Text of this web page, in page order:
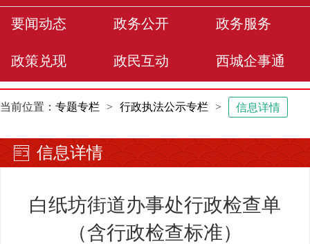
要闻动态 政务公开 政务服务
政策兑现 政民互动 西城企事通
当前位置： 专题专栏 > 行政执法公示专栏 > 信息详情
信息详情
白纸坊街道办事处行政检查单
（含行政检查标准）